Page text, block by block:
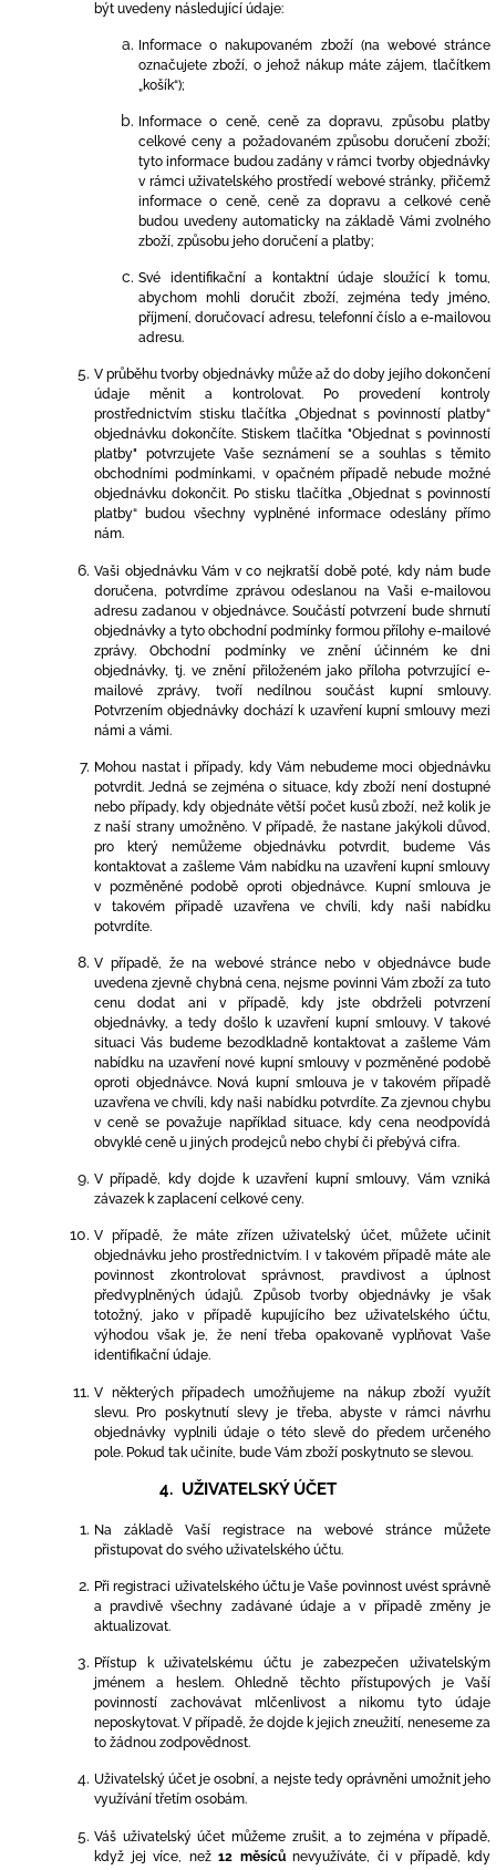
být uvedeny následující údaje:
Informace o nakupovaném zboží (na webové stránce
označujete zboží, o jehož nákup máte zájem, tlačítkem
„košík“);
Informace o ceně, ceně za dopravu, způsobu platby
celkové ceny a požadovaném způsobu doručení zboží;
tyto informace budou zadány v rámci tvorby objednávky
v rámci uživatelského prostředí webové stránky, přičemž
informace o ceně, ceně za dopravu a celkové ceně
budou uvedeny automaticky na základě Vámi zvolného
zboží, způsobu jeho doručení a platby;
Své identifikační a kontaktní údaje sloužící k tomu,
abychom mohli doručit zboží, zejména tedy jméno,
příjmení, doručovací adresu, telefonní číslo a e-mailovou
adresu.
V průběhu tvorby objednávky může až do doby jejího dokončení
údaje měnit a kontrolovat. Po provedení kontroly
prostřednictvím stisku tlačítka „Objednat s povinností platby“
objednávku dokončíte. Stiskem tlačítka "Objednat s povinností
platby" potvrzujete Vaše seznámení se a souhlas s těmito
obchodními podmínkami, v opačném případě nebude možné
objednávku dokončit. Po stisku tlačítka „Objednat s povinností
platby“ budou všechny vyplněné informace odeslány přímo
nám.
Vaši objednávku Vám v co nejkratší době poté, kdy nám bude
doručena, potvrdíme zprávou odeslanou na Vaši e-mailovou
adresu zadanou v objednávce. Součástí potvrzení bude shrnutí
objednávky a tyto obchodní podmínky formou přílohy e-mailové
zprávy. Obchodní podmínky ve znění účinném ke dni
objednávky, tj. ve znění přiloženém jako příloha potvrzující e-
mailové zprávy, tvoří nedílnou součást kupní smlouvy.
Potvrzením objednávky dochází k uzavření kupní smlouvy mezi
námi a vámi.
Mohou nastat i případy, kdy Vám nebudeme moci objednávku
potvrdit. Jedná se zejména o situace, kdy zboží není dostupné
nebo případy, kdy objednáte větší počet kusů zboží, než kolik je
z naší strany umožněno. V případě, že nastane jakýkoli důvod,
pro který nemůžeme objednávku potvrdit, budeme Vás
kontaktovat a zašleme Vám nabídku na uzavření kupní smlouvy
v pozměněné podobě oproti objednávce. Kupní smlouva je
v takovém případě uzavřena ve chvíli, kdy naši nabídku
potvrdíte.
V případě, že na webové stránce nebo v objednávce bude
uvedena zjevně chybná cena, nejsme povinni Vám zboží za tuto
cenu dodat ani v případě, kdy jste obdrželi potvrzení
objednávky, a tedy došlo k uzavření kupní smlouvy. V takové
situaci Vás budeme bezodkladně kontaktovat a zašleme Vám
nabídku na uzavření nové kupní smlouvy v pozměněné podobě
oproti objednávce. Nová kupní smlouva je v takovém případě
uzavřena ve chvíli, kdy naši nabídku potvrdíte. Za zjevnou chybu
v ceně se považuje například situace, kdy cena neodpovídá
obvyklé ceně u jiných prodejců nebo chybí či přebývá cifra.
V případě, kdy dojde k uzavření kupní smlouvy, Vám vzniká
závazek k zaplacení celkové ceny.
V případě, že máte zřízen uživatelský účet, můžete učinit
objednávku jeho prostřednictvím. I v takovém případě máte ale
povinnost zkontrolovat správnost, pravdivost a úplnost
předvyplněných údajů. Způsob tvorby objednávky je však
totožný, jako v případě kupujícího bez uživatelského účtu,
výhodou však je, že není třeba opakovaně vyplňovat Vaše
identifikační údaje.
V některých případech umožňujeme na nákup zboží využít
slevu. Pro poskytnutí slevy je třeba, abyste v rámci návrhu
objednávky vyplnili údaje o této slevě do předem určeného
pole. Pokud tak učiníte, bude Vám zboží poskytnuto se slevou.
4. UŽIVATELSKÝ ÚČET
Na základě Vaší registrace na webové stránce můžete
přistupovat do svého uživatelského účtu.
Při registraci uživatelského účtu je Vaše povinnost uvést správně
a pravdivě všechny zadávané údaje av případě změny je
aktualizovat.
Přístup k uživatelskému účtu je zabezpečen uživatelským
jménem a heslem. Ohledně těchto přístupových je Vaší
povinností zachovávat mlčenlivost a nikomu tyto údaje
neposkytovat. V případě, že dojde k jejich zneužití, neneseme za
to žádnou zodpovědnost.
Uživatelský účet je osobní, a nejste tedy oprávněni umožnit jeho
využívání třetím osobám.
Váš uživatelskýúčet můžeme zrušit, a to zejména v případě,
když jej více, než 12 měsíců nevyužíváte, či v případě, kdy